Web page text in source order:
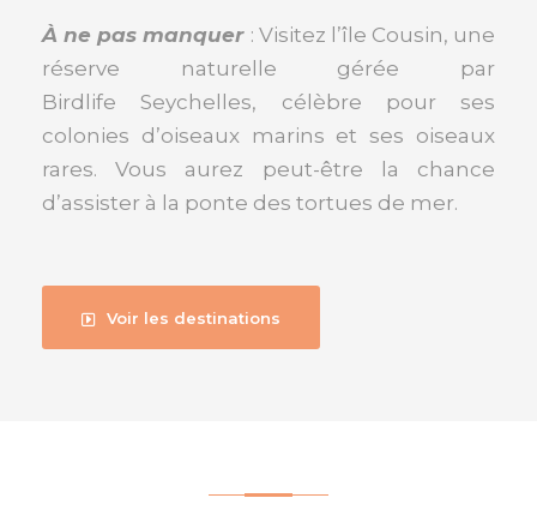
À ne pas manquer : Visitez l’île Cousin, une
réserve naturelle gérée par
Birdlife Seychelles, célèbre pour ses
colonies d’oiseaux marins et ses oiseaux
rares. Vous aurez peut-être la chance
d’assister à la ponte des tortues de mer.
Voir les destinations